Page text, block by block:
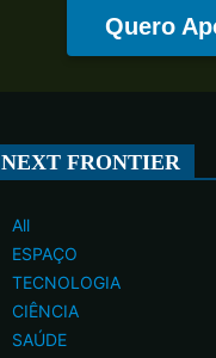
Quero
NEXT FRONTIER
All
ESPAÇO
TECNOLOGIA
CIÊNCIA
SAÚDE